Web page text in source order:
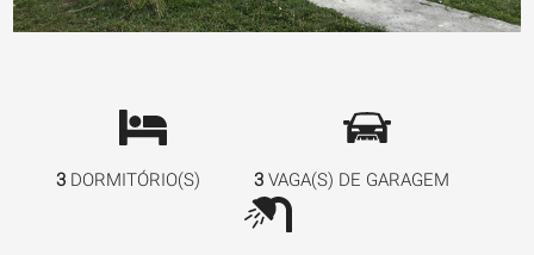
3 DORMITÓRIO(S) 3 VAGA(S) DE GARAGEM